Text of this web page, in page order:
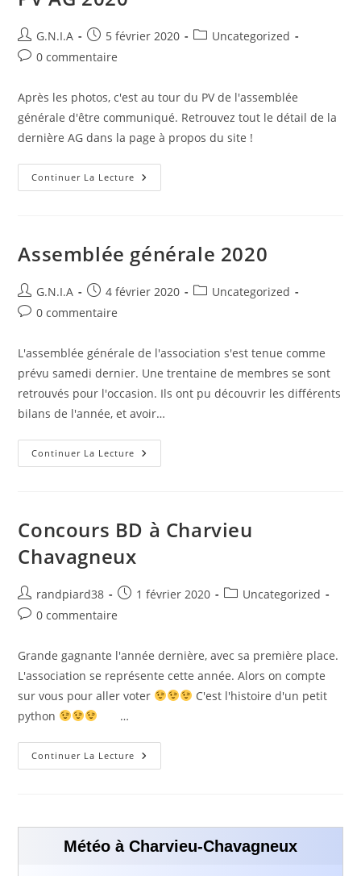
G.N.I.A 5 février 2020
Uncategorized
0 commentaire
Après les photos, c'est au tour du PV de l'assemblée
générale d'être communiqué. Retrouvez tout le détail de la
dernière AG dans la page à propos du site !
Continuer La Lecture
Assemblée générale 2020
G.N.I.A 4 février 2020
Uncategorized
0 commentaire
L'assemblée générale de l'association s'est tenue comme
prévu samedi dernier. Une trentaine de membres se sont
retrouvés pour l'occasion. Ils ont pu découvrir les différents
bilans de l'année, et avoir…
Continuer La Lecture
Concours BD à Charvieu
Chavagneux
randpiard38 1 février 2020
Uncategorized
0 commentaire
Grande gagnante l'année dernière, avec sa première place.
L'association se représente cette année. Alors on compte
sur vous pour aller voter
C'est l'histoire d'un petit
python
…
Continuer La Lecture
Météo à Charvieu-Chavagneux